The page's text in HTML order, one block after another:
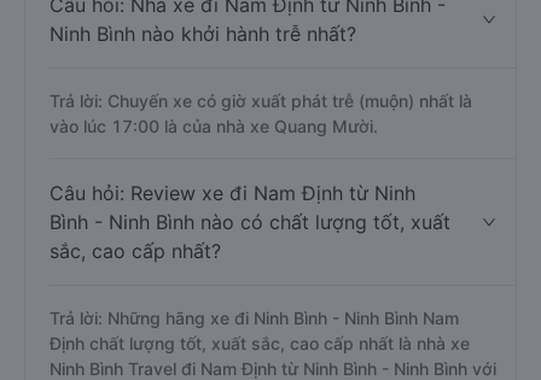
Câu hỏi: Nhà xe đi Nam Định từ Ninh Bình -
Ninh Bình nào khởi hành trễ nhất?
Trả lời: Chuyến xe có giờ xuất phát trễ (muộn) nhất là
vào lúc 17:00 là của nhà xe Quang Mười.
Câu hỏi: Review xe đi Nam Định từ Ninh
Bình - Ninh Bình nào có chất lượng tốt, xuất
sắc, cao cấp nhất?
Trả lời: Những hãng xe đi Ninh Bình - Ninh Bình Nam
Định chất lượng tốt, xuất sắc, cao cấp nhất là nhà xe
Ninh Bình Travel đi Nam Định từ Ninh Bình - Ninh Bình với